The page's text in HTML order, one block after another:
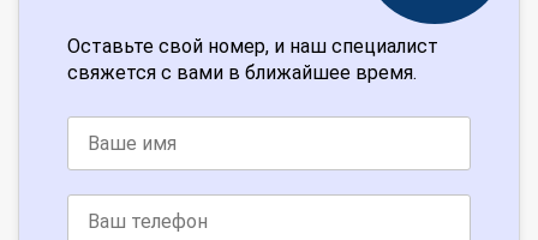
Оставьте свой номер, и наш специалист
свяжется с вами в ближайшее время.